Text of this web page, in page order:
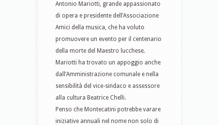
Antonio Mariotti, grande appassionato
di opera e presidente dell’Associazione
Amici della musica, che ha voluto
promuovere un evento per il centenario
della morte del Maestro lucchese.
Mariotti ha trovato un appoggio anche
dall’Amministrazione comunale e nella
sensibilità del vice-sindaco e assessore
alla cultura Beatrice Chelli.
Penso che Montecatini potrebbe varare
iniziative annuali nel nome non solo di